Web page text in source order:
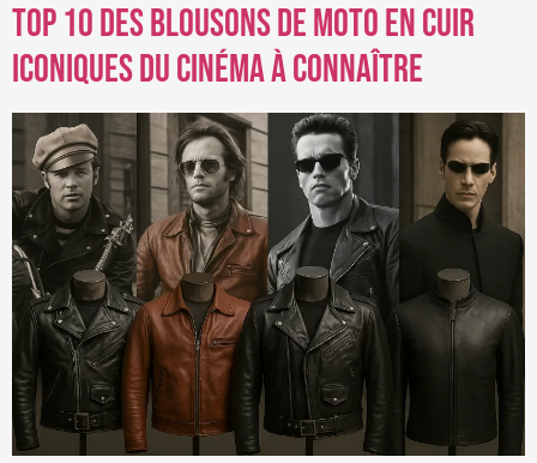
Top 10 des blousons de moto en cuir
iconiques du cinéma à connaître